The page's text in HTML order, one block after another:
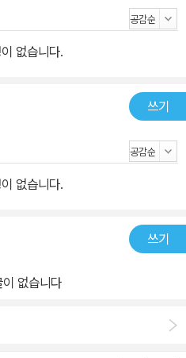
없습니다.
쓰기
없습니다.
쓰기
이 없습니다